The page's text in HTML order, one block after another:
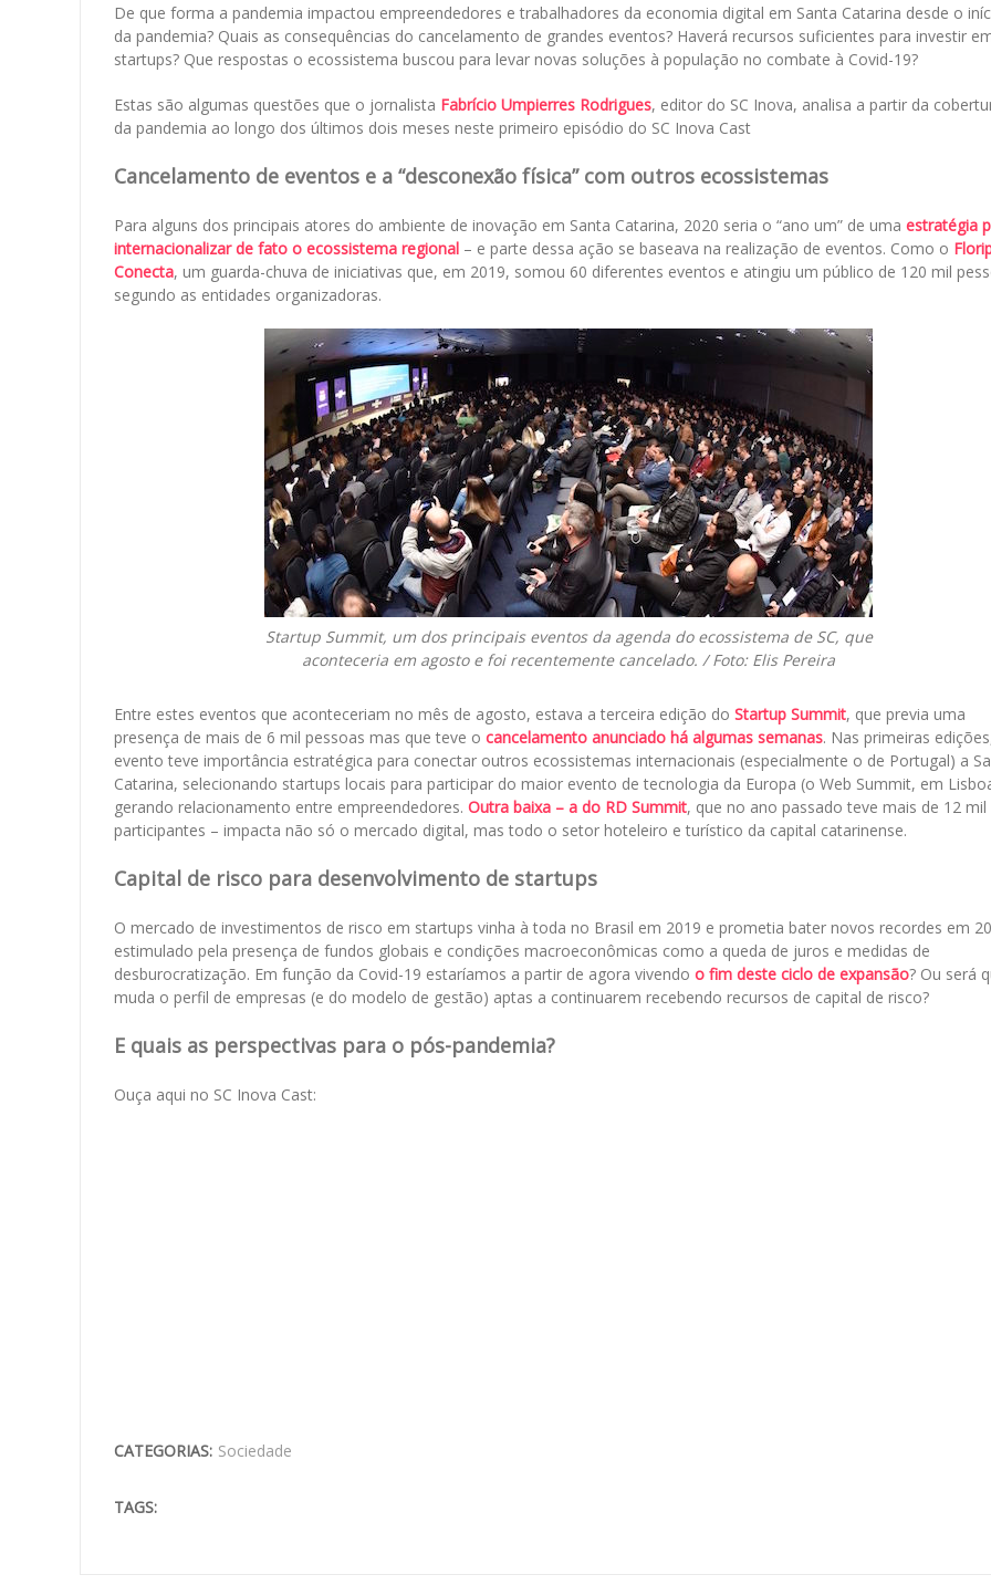
De que forma a pandemia impactou empreendedores e trabalhadores da economia digital em Santa Catarina desde o
da pandemia? Quais as consequências do cancelamento de grandes eventos? Haverá recursos suficientes para investir
startups? Que respostas o ecossistema buscou para levar novas soluções à população no combate à Covid-19?
Estas são algumas questões que o jornalista Fabrício Umpierres Rodrigues, editor do SC Inova, analisa a partir da
da pandemia ao longo dos últimos dois meses neste primeiro episódio do SC Inova Cast
Cancelamento de eventos e a “desconexão física” com outros ecossistemas
Para alguns dos principais atores do ambiente de inovação em Santa Catarina, 2020 seria o “ano um” de uma estratégia
internacionalizar de fato o ecossistema regional – e parte dessa ação se baseava na realização de eventos. Como o
Conecta, um guarda-chuva de iniciativas que, em 2019, somou 60 diferentes eventos e atingiu um público de 120 mil
segundo as entidades organizadoras.
Startup Summit, um dos principais eventos da agenda do ecossistema de SC, que
aconteceria em agosto e foi recentemente cancelado. / Foto: Elis Pereira
Entre estes eventos que aconteceriam no mês de agosto, estava a terceira edição do Startup Summit, que previa uma
presença de mais de 6 mil pessoas mas que teve o cancelamento anunciado há algumas semanas. Nas primeiras
evento teve importância estratégica para conectar outros ecossistemas internacionais (especialmente o de Portugal) a
Catarina, selecionando startups locais para participar do maior evento de tecnologia da Europa (o Web Summit, em
gerando relacionamento entre empreendedores. Outra baixa – a do RD Summit, que no ano passado teve mais de 12 mil
participantes – impacta não só o mercado digital, mas todo o setor hoteleiro e turístico da capital catarinense.
Capital de risco para desenvolvimento de startups
O mercado de investimentos de risco em startups vinha à toda no Brasil em 2019 e prometia bater novos recordes em
estimulado pela presença de fundos globais e condições macroeconômicas como a queda de juros e medidas de
desburocratização. Em função da Covid-19 estaríamos a partir de agora vivendo o fim deste ciclo de expansão? Ou será
muda o perfil de empresas (e do modelo de gestão) aptas a continuarem recebendo recursos de capital de risco?
E quais as perspectivas para o pós-pandemia?
Ouça aqui no SC Inova Cast:
CATEGORIAS: Sociedade
TAGS: